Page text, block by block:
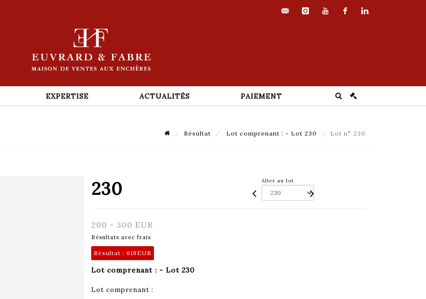
EXPERTISE ACTUALITÉS PAIEMENT
Résultat Lot comprenant : - Lot 230 Lot n° 230
230 Aller au lot
200 - 300 EUR
Résultats avec frais
Résultat : 618EUR
Lot comprenant : - Lot 230
Lot comprenant :